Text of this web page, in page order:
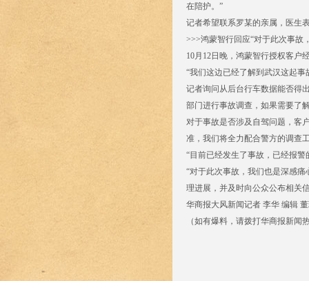
在陪护。”
记者希望联系罗某的亲属，医生
>>>鸿蒙智行回应“对于此次事故
10月12日晚，鸿蒙智行授权客户
“我们这边已经了解到武汉这起
记者询问从后台行车数据能否得
部门进行事故调查，如果需要了
对于事故是否涉及自驾问题，客
准，我们将全力配合警方的调查
“目前已经发生了事故，已经报
“对于此次事故，我们也是深感
理进展，并及时向公众公布相关
华商报大风新闻记者 李华 编辑
（如有爆料，请拨打华商报新闻